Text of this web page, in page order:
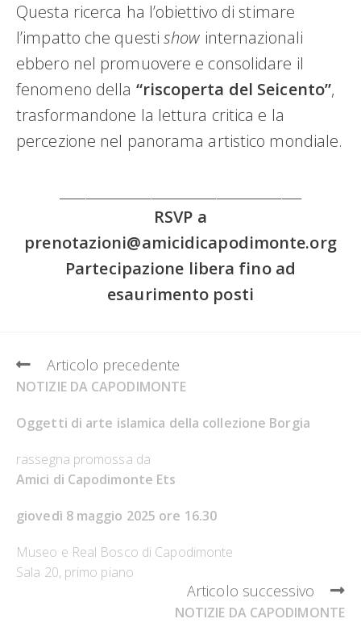
Questa ricerca ha l’obiettivo di stimare
l’impatto che questishow internazionali
ebbero nel promuovere e consolidare il
fenomeno della “riscoperta del Seicento”,
trasformandone la lettura critica e la
percezione nel panorama artistico mondiale.
RSVP a
prenotazioni@amicidicapodimonte.org
Partecipazione libera fino ad
esaurimento posti
Leggi
articoli
Articolo precedente
NOTIZIE DA CAPODIMONTE
Oggetti di arte islamica della collezione Borgia
rassegna promossa da
Amici di Capodimonte Ets
giovedì 8 maggio 2025 ore 16.30
Museo e Real Bosco di Capodimonte
Sala 20, primo piano
Articolo successivo
NOTIZIE DA CAPODIMONTE